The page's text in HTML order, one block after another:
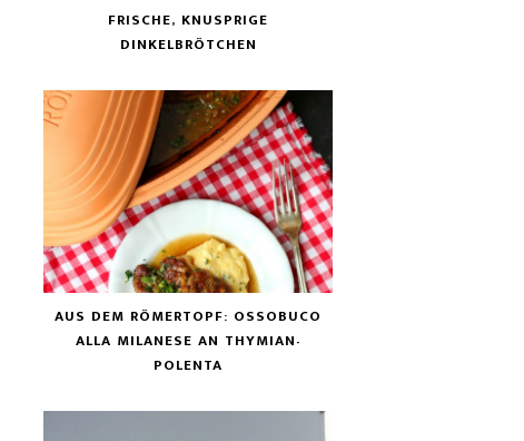
FRISCHE, KNUSPRIGE
DINKELBRÖTCHEN
AUS DEM RÖMERTOPF: OSSOBUCO
ALLA MILANESE AN THYMIAN-
POLENTA